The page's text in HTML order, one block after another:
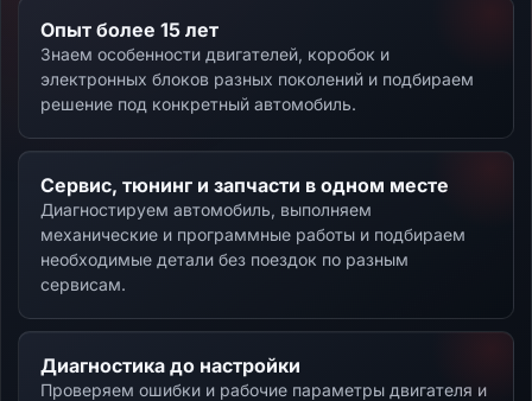
Опыт более 15 лет
Знаем особенности двигателей, коробок и
электронных блоков разных поколений и подбираем
решение под конкретный автомобиль.
Сервис, тюнинг и запчасти в одном месте
Диагностируем автомобиль, выполняем
механические и программные работы и подбираем
необходимые детали без поездок по разным
сервисам.
Диагностика до настройки
Проверяем ошибки и рабочие параметры двигателя и